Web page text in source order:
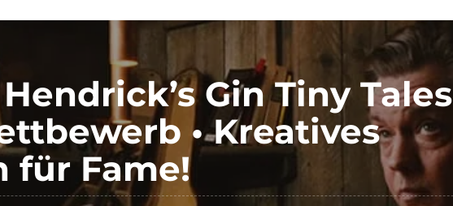
Gin Tiny Tales
• Kreatives
für Fame!